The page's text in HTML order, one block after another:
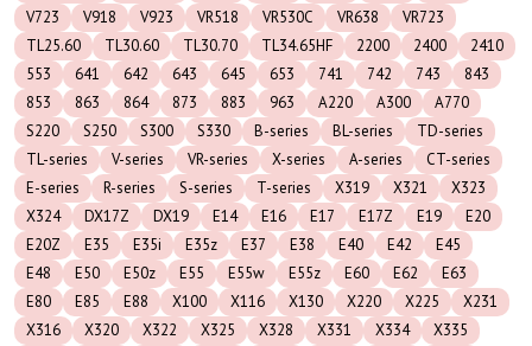
V723
V918 V923 VR518 VR530C VR638
VR723
TL25.60
TL30.60 TL30.70 TL34.65HF 2200 2400
2410
553
641 642 643 645 653 741 742 743
843
853
863 864 873 883 963 A220 A300
A770
S220
S250 S300 S330 B-series BL-series
TD-series
TL-series
V-series VR-series X-series A-series
CT-series
E-series
R-series S-series T-series X319 X321
X323
X324
DX17Z DX19 E14 E16 E17 E17Z E19
E20
E20Z
E35 E35i E35z E37 E38 E40 E42
E45
E48
E50 E50z E55 E55w E55z E60 E62
E63
E80
E85 E88 X100 X116 X130 X220 X225
X231
X316
X320 X322 X325 X328 X331 X334
X335